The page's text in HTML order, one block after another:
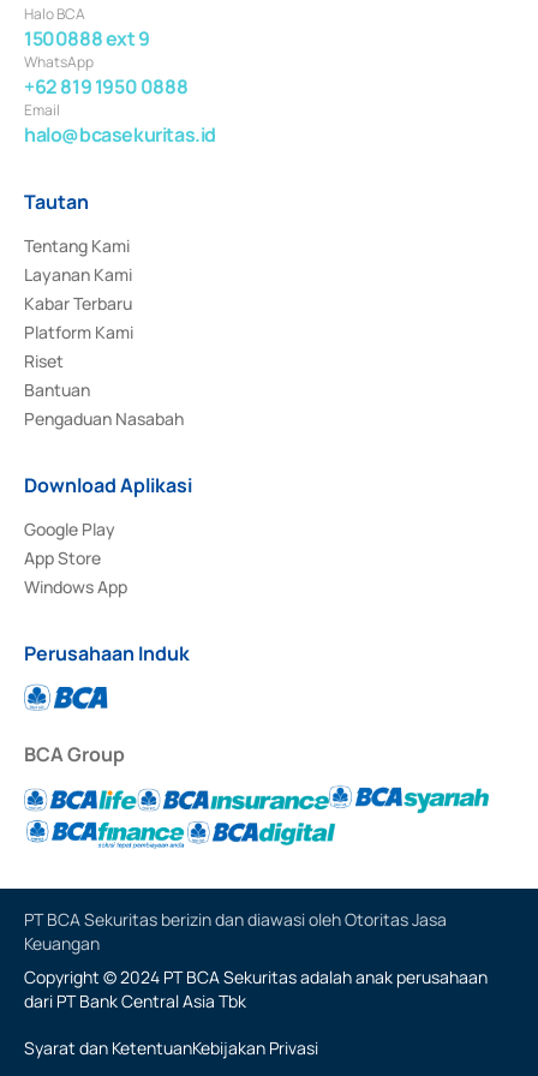
Halo BCA
1500888 ext 9
WhatsApp
+62 819 1950 0888
Email
halo@bcasekuritas.id
Tautan
Tentang Kami
Layanan Kami
Kabar Terbaru
Platform Kami
Riset
Bantuan
Pengaduan Nasabah
Download Aplikasi
Google Play
App Store
Windows App
Perusahaan Induk
BCA Group
PT BCA Sekuritas berizin dan diawasi oleh Otoritas Jasa
Keuangan
Copyright © 2024 PT BCA Sekuritas adalah anak perusahaan
dari PT Bank Central Asia Tbk
Syarat dan KetentuanKebijakan Privasi